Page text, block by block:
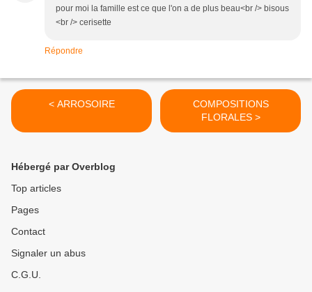
pour moi la famille est ce que l'on a de plus beau<br /> bisous
<br /> cerisette
Répondre
< ARROSOIRE
COMPOSITIONS
FLORALES >
Hébergé par Overblog
Top articles
Pages
Contact
Signaler un abus
C.G.U.